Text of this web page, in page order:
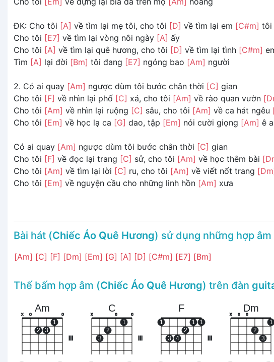
ĐK: Cho tôi [A] về tìm lại mẹ tôi, cho tôi [D] về tìm lại em [C#m] tôi
Cho tôi [E7] về tìm lại vòng nôi ngày [A] ấy
Cho tôi [A] về tìm lại quê hương, cho tôi [D] về tìm lại tình [C#m]
Tìm [A] lại đời [Bm] tôi đang [E7] ngóng bao [Am] người
2. Có ai quay [Am] ngược dùm tôi bước chân thời [C] gian
Cho tôi [F] về nhìn lại phố [C] xá, cho tôi [Am] về rào quan vườn
Cho tôi [Am] về nhìn lại ruộng [C] sâu, cho tôi [Am] về ca hát ngêu
Cho tôi [Em] về học lạ ca [G] dao, tập [Em] nói cười giọng [Am] ê a
Có ai quay [Am] ngược dùm tôi bước chân thời [C] gian
Cho tôi [F] về đọc lại trang [C] sử, cho tôi [Am] về học thêm bài
Cho tôi [Am] về tìm lại lời [C] ru, cho tôi [Am] về viết nốt trang
Cho tôi [Em] về nguyện cầu cho những linh hồn [Am] xưa
Bài hát (Chiếc Áo Quê Hương) sử dụng những hợp âm
[Am] [C] [F] [Dm] [Em] [G] [A] [D] [C#m] [E7] [Bm]
Thế bấm hợp âm (Chiếc Áo Quê Hương) trên đàn
Am
x o
2 3
1
o
C
x
3
2
o
1
o
F
1
3 4
2
1 1
Dm
x o o
2
3
1